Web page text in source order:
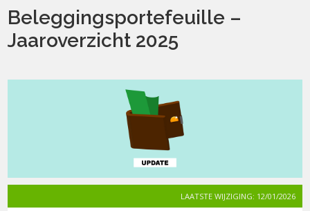
Beleggingsportefeuille –
Jaaroverzicht 2025
LAATSTE WIJZIGING: 12/01/2026